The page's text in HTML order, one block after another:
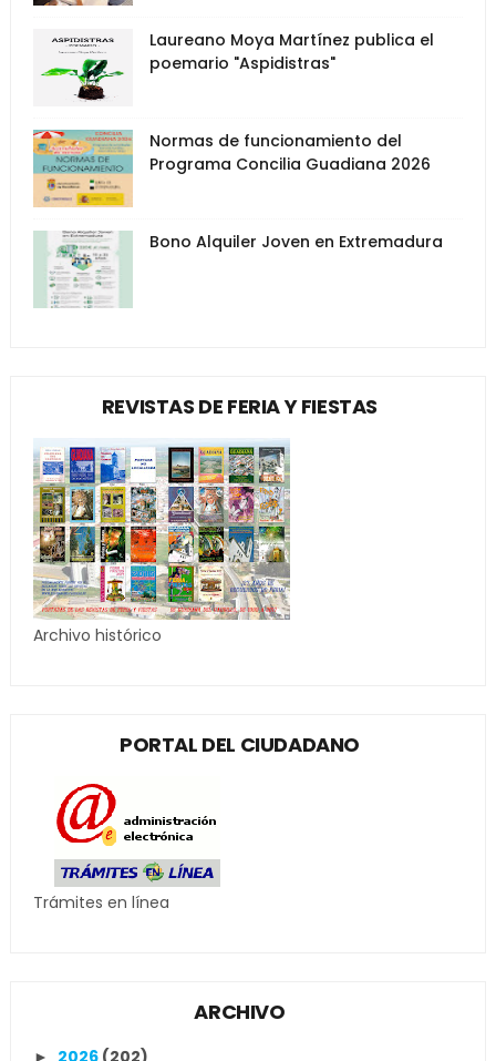
Laureano Moya Martínez publica el
poemario "Aspidistras"
Normas de funcionamiento del
Programa Concilia Guadiana 2026
Bono Alquiler Joven en Extremadura
REVISTAS DE FERIA Y FIESTAS
Archivo histórico
PORTAL DEL CIUDADANO
Trámites en línea
ARCHIVO
► 2026 (202)